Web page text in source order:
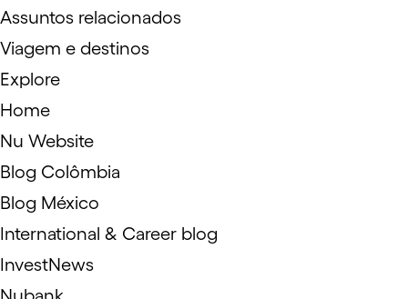
Assuntos relacionados
Viagem e destinos
Explore
Home
Nu Website
Blog Colômbia
Blog México
International & Career blog
InvestNews